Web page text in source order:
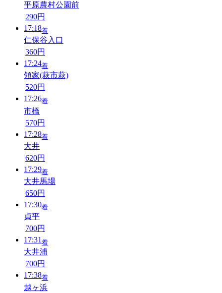
平原農村公園前
290円
17:18着
仁保谷入口
360円
17:24着
領家(萩市萩)
520円
17:26着
市橋
570円
17:28着
大井
620円
17:29着
大井馬場
650円
17:30着
貞平
700円
17:31 着
大井浦
700円
17:38着
越ヶ浜